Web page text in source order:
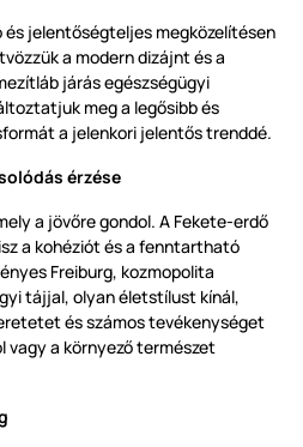
és jelentőségteljes megközelítésen
a modern dizájnt és a
járás egészségügyi
meg a legősibb és
a jelenkori jelentős trenddé.
érzése
a jövőre gondol. A Fekete-erdő
a kohéziót és a fenntartható
Freiburg, kozmopolita
tájjal, olyan életstílust kínál,
és számos tevékenységet
vagy a környező természet